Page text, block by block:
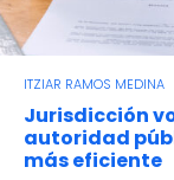
ITZIAR RAMOS MEDINA
Jurisdicción
autoridad
más eficiente